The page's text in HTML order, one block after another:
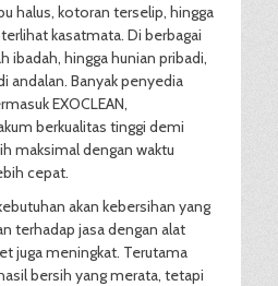
halus, kotoran terselip, hingga
kasatmata. Di berbagai
ibadah, hingga hunian pribadi,
andalan. Banyak penyedia
EXOCLEAN,
berkualitas tinggi demi
maksimal dengan waktu
cepat.
akan kebersihan yang
terhadap jasa dengan alat
juga meningkat. Terutama
bersih yang merata, tetapi